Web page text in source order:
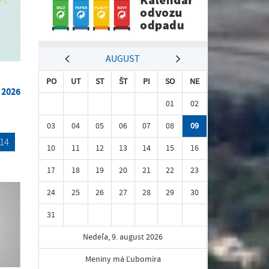
AUGUST
PO UT ST ŠT PI SO
NE
01
02
03
04 05 06 07 08
09
10
11 12 13 14 15
16
17
18 19 20 21 22
23
24
25 26 27 28 29
30
31
Nedeľa, 9. august 2026
Meniny má Ľubomíra